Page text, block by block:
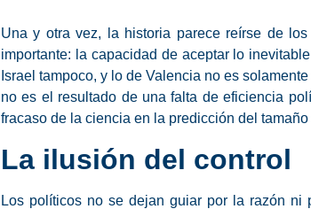
Una y otra vez, la historia parece reírse de
importante: la capacidad de aceptar lo
Israel tampoco, y lo de Valencia no es
no es el resultado de una falta de eficiencia
fracaso de la ciencia en la predicción del
La ilusión del control
Los políticos no se dejan guiar por la razón